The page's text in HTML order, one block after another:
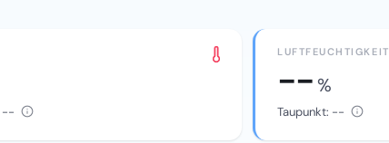
--
LUFTFEUCHTIGKEIT
--%
Taupunkt: --